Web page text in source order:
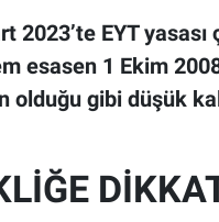
2023’te EYT yasası
esasen 1 Ekim
olduğu gibi düşük